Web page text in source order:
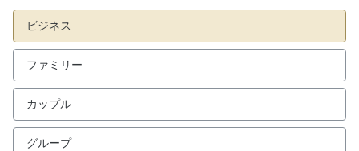
須
ビジネス
ファミリー
カップル
グループ